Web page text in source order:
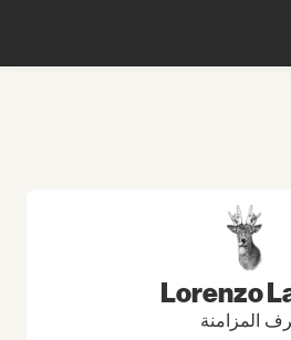
Lorenzo
المزامنة